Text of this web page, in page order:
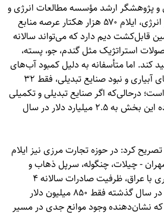
پژوهشگر ارشد مؤسسه مطالعات انرژی و
توسعه پایدار افزود: در کنار انرژی، ایلام ۵۷۰ هزار هکتار عرصه منابع
هکتار زمین قابل‌کشت دیم دارد که می‌تواند سالانه
استراتژیک مثل گندم، جو، پسته،
کند. اما متأسفانه به دلیل کمبود آب‌های
مرزی، عدم تکمیل شبکه‌های آبیاری و نبود صنایع تبدیلی، فقط ۳۲
درحالی‌که اگر صنایع تبدیلی و تکمیلی
راه‌اندازی شود، ارزش افزوده این بخش به ۲.۵ میلیارد دلار در سال
کرد: در حوزه تجارت مرزی نیز ایلام
مهران - چیلات، چنگوله، سرپل ذهاب و
شوشمی و مرز ۴۲۵ کیلومتری با عراق، ظرفیت صادرات سالانه ۴
میلیارد دلار کالا را دارد؛ اما در سال گذشته فقط ۸۵۰ میلیون دلار
نشان‌دهنده وجود موانع جدی در مسیر